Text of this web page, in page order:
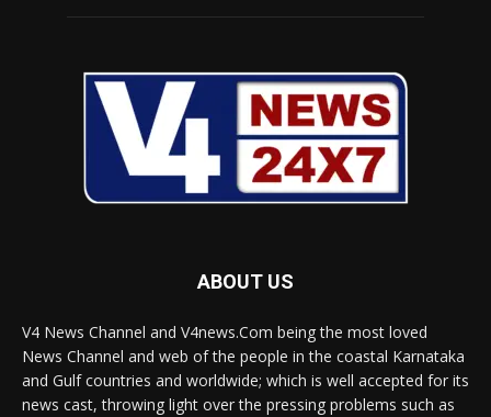
ABOUT US
V4 News Channel and V4news.Com being the most loved
News Channel and web of the people in the coastal Karnataka
and Gulf countries and worldwide; which is well accepted for its
news cast, throwing light over the pressing problems such as